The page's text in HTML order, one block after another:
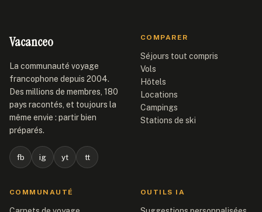
Vacanceo
La communauté voyage
francophone depuis 2004.
Des millions de membres, 180
pays racontés, et toujours la
même envie : partir bien
préparés.
fb ig yt tt
COMPARER
Séjours tout compris
Vols
Hôtels
Locations
Campings
Stations de ski
COMMUNAUTÉ OUTILS IA